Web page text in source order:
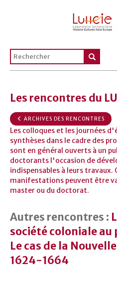
Les rencontres du
ARCHIVES DES RENCONTRES
Les colloques et les journées
synthèses dans le cadre des
sont en général ouverts à un
doctorants l'occasion de
indispensables à leurs travaux.
manifestations peuvent être
master ou du doctorat.
Autres rencontres :
société coloniale au
Le cas de la
1624-1664